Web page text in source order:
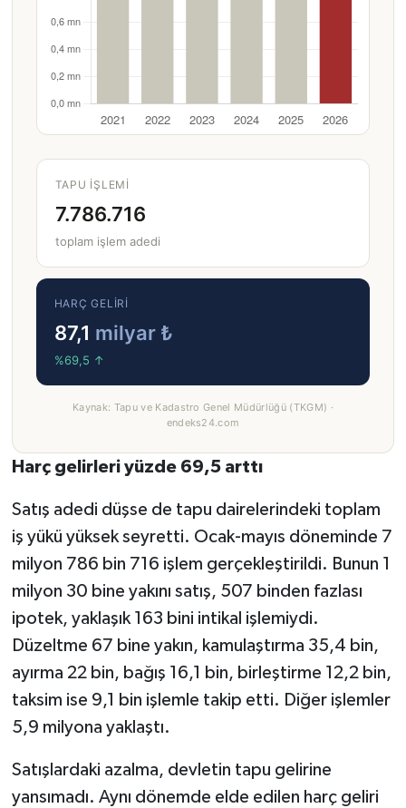
TAPU IŞLEMI
7.786.716
toplam işlem adedi
HARÇ GELIRI
87,1 milyar ₺
%69,5 ↑
Kaynak: Tapu ve Kadastro Genel Müdürlüğü (TKGM) ·
endeks24.com
Harç gelirleri yüzde 69,5 arttı
Satış adedi düşse de tapu dairelerindeki toplam
iş yükü yüksek seyretti. Ocak-mayıs döneminde 7
milyon 786 bin 716 işlem gerçekleştirildi. Bunun 1
milyon 30 bine yakını satış, 507 binden fazlası
ipotek, yaklaşık 163 bini intikal işlemiydi.
Düzeltme 67 bine yakın, kamulaştırma 35,4 bin,
ayırma 22 bin, bağış 16,1 bin, birleştirme 12,2 bin,
taksim ise 9,1 bin işlemle takip etti. Diğer işlemler
5,9 milyona yaklaştı.
Satışlardaki azalma, devletin tapu gelirine
yansımadı. Aynı dönemde elde edilen harç geliri